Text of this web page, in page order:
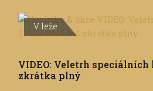
V leže
VIDEO: Veletrh speciálních
zkrátka plný